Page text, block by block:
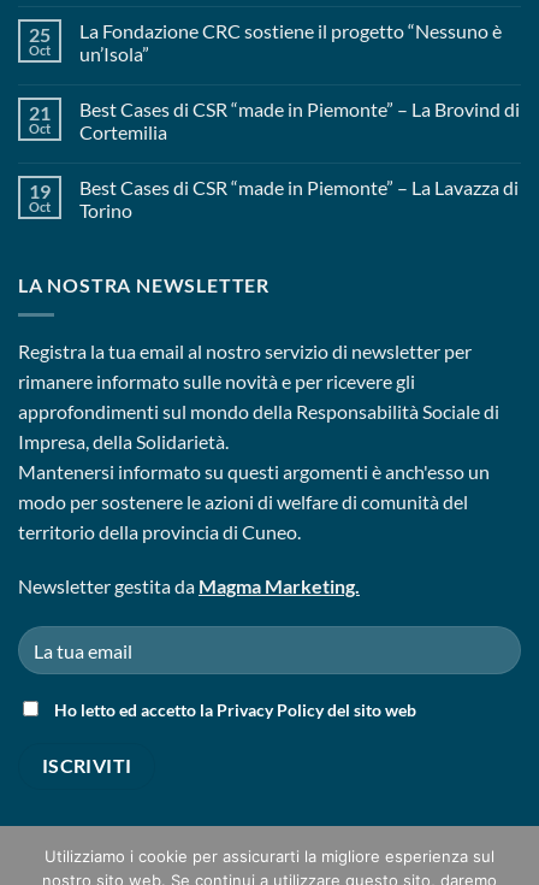
25
Oct
La Fondazione CRC sostiene il progetto “Nessuno è
un’Isola”
21
Oct
Best Cases di CSR “made in Piemonte” – La Brovind di
Cortemilia
19
Oct
Best Cases di CSR “made in Piemonte” – La Lavazza di
Torino
LA NOSTRA NEWSLETTER
Registra la tua email al nostro servizio di newsletter per
rimanere informato sulle novità e per ricevere gli
approfondimenti sul mondo della Responsabilità Sociale di
Impresa, della Solidarietà.
Mantenersi informato su questi argomenti è anch'esso un
modo per sostenere le azioni di welfare di comunità del
territorio della provincia di Cuneo.
Newsletter gestita da Magma Marketing.
Ho letto ed accetto la Privacy Policydel sito web
Utilizziamo i cookie per assicurarti la migliore esperienza sul
nostro sito web. Se continui a utilizzare questo sito, daremo